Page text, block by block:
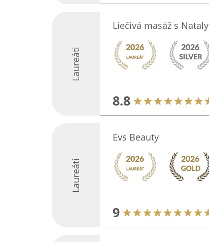
Laureáti
Liečivá masáž s Nataly
8.8
Laureáti
Evs Beauty
9